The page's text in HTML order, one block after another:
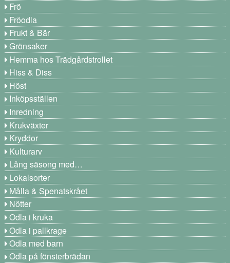
Frö
Fröodla
Frukt & Bär
Grönsaker
Hemma hos Trädgårdstrollet
Hiss & Diss
Höst
Inköpsställen
Inredning
Krukväxter
Kryddor
Kulturarv
Lång säsong med…
Lokalsorter
Målla & Spenatskrået
Nötter
Odla i kruka
Odla i pallkrage
Odla med barn
Odla på fönsterbrädan